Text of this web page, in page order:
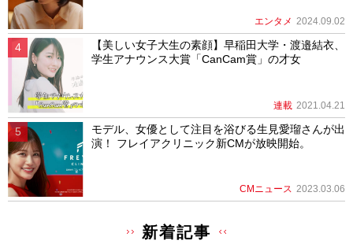
エンタメ 2024.09.02
【美しい女子大生の素顔】早稲田大学・渡邉結衣、
学生アナウンス大賞「CanCam賞」の才女
連載 2021.04.21
モデル、女優として注目を浴びる生見愛瑠さんが出
演！ フレイアクリニック新CMが放映開始。
CMニュース 2023.03.06
新着記事